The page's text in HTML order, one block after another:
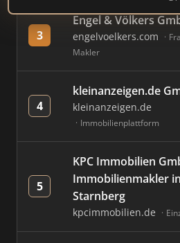
3
Engel & Völkers
engelvoelkers.com
Makler
4
kleinanzeigen.de
kleinanzeigen.de
Immobilienplattform
5
KPC Immobilien
Immobilienmakler in
Starnberg
kpcimmobilien.de